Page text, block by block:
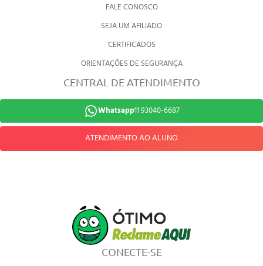
FALE CONOSCO
SEJA UM AFILIADO
CERTIFICADOS
ORIENTAÇÕES DE SEGURANÇA
CENTRAL DE ATENDIMENTO
Whatsapp11 93040-6687
ATENDIMENTO AO ALUNO
CONECTE-SE